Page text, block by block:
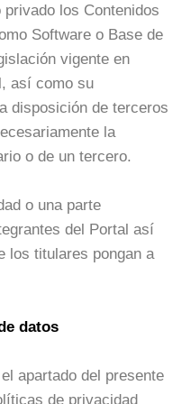
los Contenidos
Software o Base de
vigente en
así como su
disposición de terceros
la
o de un tercero.
o una parte
del Portal así
los titulares pongan a
datos
apartado del presente
de privacidad